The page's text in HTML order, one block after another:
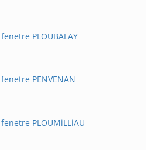
PLOUBALAY
PENVENAN
PLOUMiLLiAU